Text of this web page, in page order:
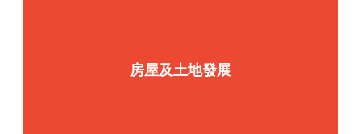
房屋及土地發展